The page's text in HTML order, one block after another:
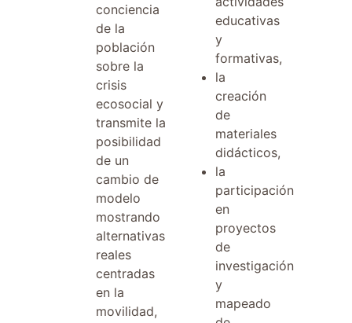
conciencia
de la
población
sobre la
crisis
ecosocial y
transmite la
posibilidad
de un
cambio de
modelo
mostrando
alternativas
reales
centradas
en la
movilidad,
educativas
y
formativas,
la
creación
de
materiales
didácticos,
la
participación
en
proyectos
de
investigación
y
mapeado